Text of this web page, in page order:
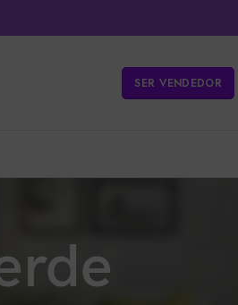
SER VENDEDOR